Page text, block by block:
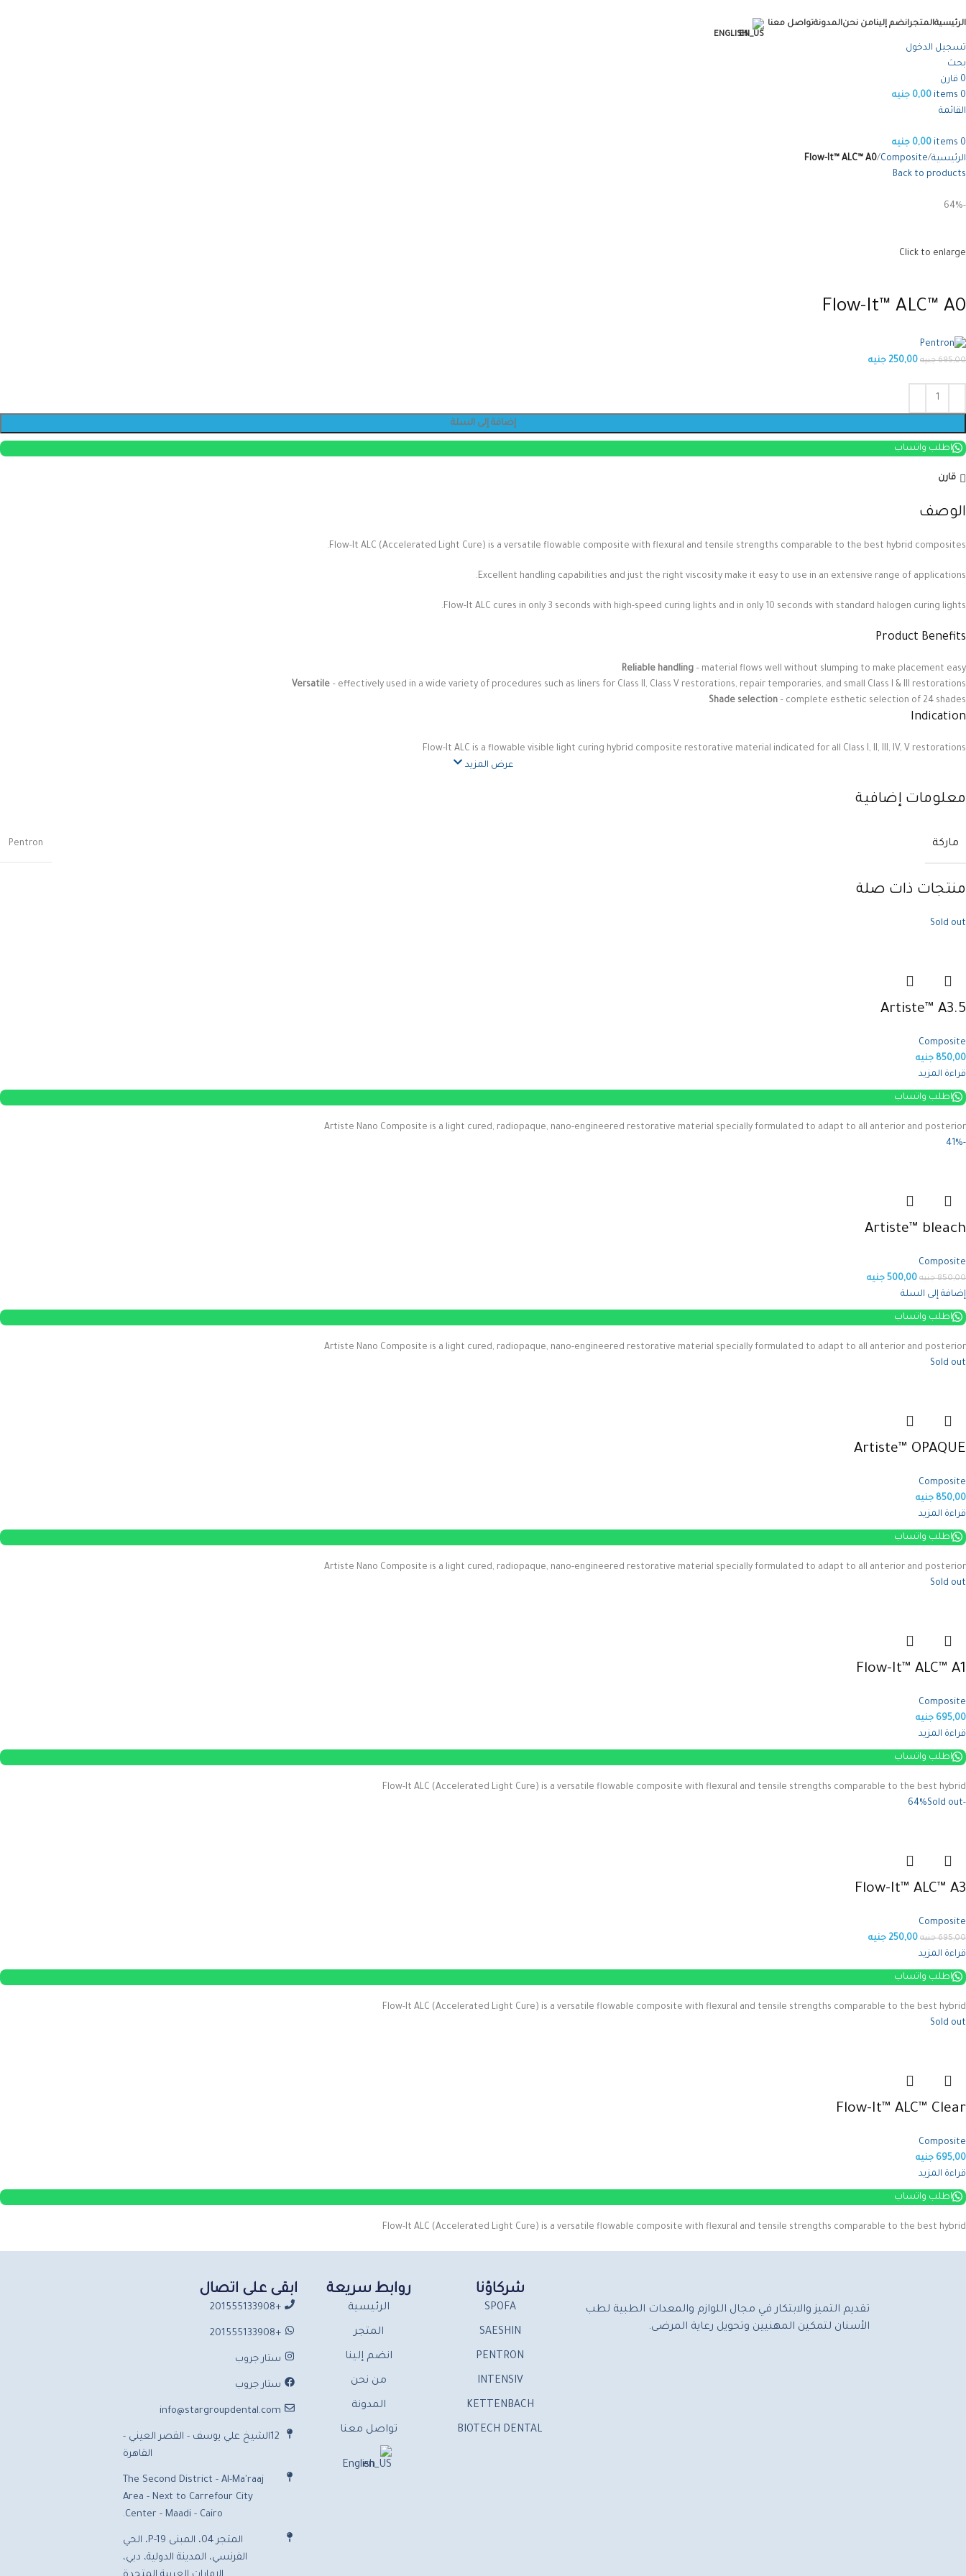
الرئيسيةالمتجرانضم إلينامن نحنالمدونةتواصل معنا
ENGLISH
تسجيل الدخول
بحث
0 قارن
0
items
0,00 جنيه
القائمة
0
items
0,00 جنيه
الرئيسية Composite
Flow-It™ ALC™ A0
Back to products
-64%
Click to enlarge
Flow-It™ ALC™ A0
695,00 جنيه 250,00 جنيه
إضافة إلى السلة
اطلب واتساب
قارن
الوصف
Flow-It ALC (Accelerated Light Cure) is a versatile flowable composite with flexural and tensile strengths comparable to the best hybrid composites.
Excellent handling capabilities and just the right viscosity make it easy to use in an extensive range of applications.
Flow-It ALC cures in only 3 seconds with high-speed curing lights and in only 10 seconds with standard halogen curing lights.
Product Benefits
Reliable handling – material flows well without slumping to make placement easy
Versatile – effectively used in a wide variety of procedures such as liners for Class II, Class V restorations, repair temporaries, and small Class I & III restorations
Shade selection – complete esthetic selection of 24 shades
Indication
Flow-It ALC is a flowable visible light curing hybrid composite restorative material indicated for all Class I, II, III, IV, V restorations
عرض المزيد
معلومات إضافية
ماركة Pentron
منتجات ذات صلة
Sold out
Artiste™ A3.5
Composite
850,00 جنيه
قراءة المزيد
اطلب واتساب
Artiste Nano Composite is a light cured, radiopaque, nano-engineered restorative material specially formulated to adapt to all anterior and posterior
-41%
Artiste™ bleach
Composite
850,00 جنيه 500,00 جنيه
إضافة إلى السلة
اطلب واتساب
Artiste Nano Composite is a light cured, radiopaque, nano-engineered restorative material specially formulated to adapt to all anterior and posterior
Sold out
Artiste™ OPAQUE
Composite
850,00 جنيه
قراءة المزيد
اطلب واتساب
Artiste Nano Composite is a light cured, radiopaque, nano-engineered restorative material specially formulated to adapt to all anterior and posterior
Sold out
Flow-It™ ALC™ A1
Composite
695,00 جنيه
قراءة المزيد
اطلب واتساب
Flow-It ALC (Accelerated Light Cure) is a versatile flowable composite with flexural and tensile strengths comparable to the best hybrid
-64%
Sold out
Flow-It™ ALC™ A3
Composite
695,00 جنيه 250,00 جنيه
قراءة المزيد
اطلب واتساب
Flow-It ALC (Accelerated Light Cure) is a versatile flowable composite with flexural and tensile strengths comparable to the best hybrid
Sold out
Flow-It™ ALC™ Clear
Composite
695,00 جنيه
قراءة المزيد
اطلب واتساب
Flow-It ALC (Accelerated Light Cure) is a versatile flowable composite with flexural and tensile strengths comparable to the best hybrid
تقديم التميز والابتكار في مجال اللوازم والمعدات الطبية لطب
الأسنان لتمكين المهنيين وتحويل رعاية المرضى.
شركاؤنا
SPOFA
SAESHIN
PENTRON
INTENSIV
KETTENBACH
BIOTECH DENTAL
روابط سريعة
الرئيسية
المتجر
انضم إلينا
من نحن
المدونة
تواصل معنا
English
ابقى على اتصال
+201555133908
+201555133908
ستار جروب
ستار جروب
info@stargroupdental.com
12الشيخ علي يوسف - القصر العيني -
القاهرة
The Second District - Al-Ma'raaj
Area - Next to Carrefour City
Center - Maadi - Cairo.
المتجر 04، المبنى P-19، الحي
الفرنسي، المدينة الدولية، دبي،